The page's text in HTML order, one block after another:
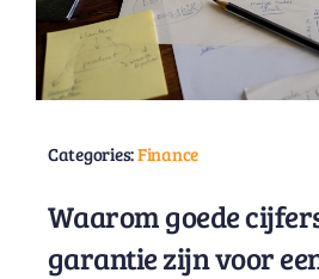
Categories:Finance
Waarom goede
garantie zijn voor